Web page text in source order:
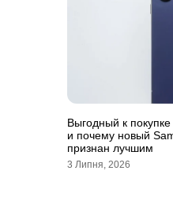
Выгодный к
и почему новый
признан лучшим
3 Липня, 2026